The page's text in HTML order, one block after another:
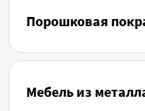
Порошковая
Мебель из